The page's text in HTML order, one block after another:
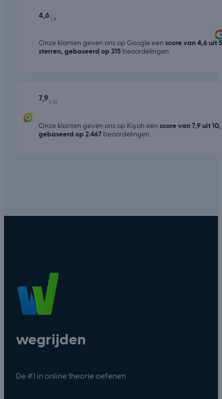
4,6 \ 5
Onze klanten geven ons op Google een score van 4,6 uit 5
sterren, gebaseerd op 315 beoordelingen.
7,9 \ 10
Onze klanten geven ons op Kiyoh een score van 7,9 uit 10,
gebaseerd op 2.467 beoordelingen.
wegrijden
De #1 in online theorie oefenen